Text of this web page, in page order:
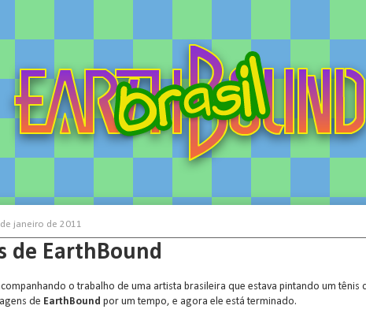
janeiro de 2011
de EarthBound
o trabalho de uma artista brasileira que estava pintando um tênis
de EarthBound por um tempo, e agora ele está terminado.